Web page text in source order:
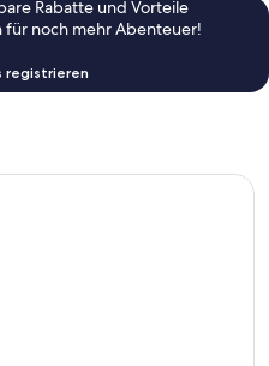
Rabatte und Vorteile
für noch mehr Abenteuer!